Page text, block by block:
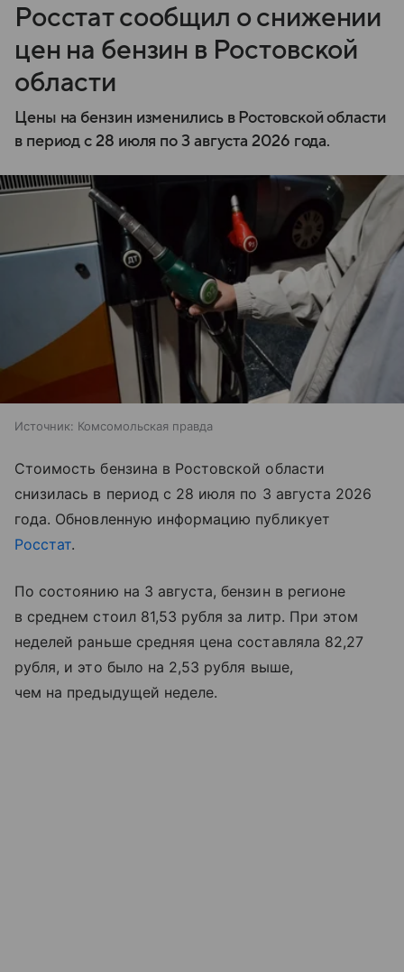
Росстат сообщил о снижении
цен на бензин в Ростовской
области
Цены на бензин изменились в Ростовской области
в период с 28 июля по 3 августа 2026 года.
Источник: Комсомольская правда
Стоимость бензина в Ростовской области
снизилась в период с 28 июля по 3 августа 2026
года. Обновленную информацию публикует
Росстат.
По состоянию на 3 августа, бензин в регионе
в среднем стоил 81,53 рубля за литр. При этом
неделей раньше средняя цена составляла 82,27
рубля, и это было на 2,53 рубля выше,
чем на предыдущей неделе.